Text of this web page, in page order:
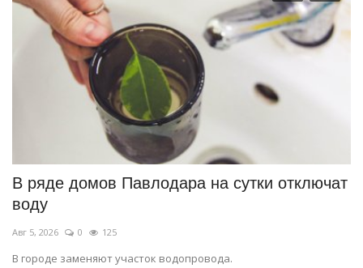
В ряде домов Павлодара на сутки отключат
воду
Авг 5, 2026 0 125
В городе заменяют участок водопровода.